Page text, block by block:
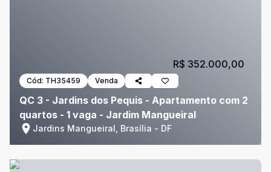
Cód: TH35459 Venda
QC 3 - Jardins dos Pequis - Apartamento com 2
quartos - 1 vaga - Jardim Mangueiral
Jardins Mangueiral, Brasília - DF
R$ 352.000,00